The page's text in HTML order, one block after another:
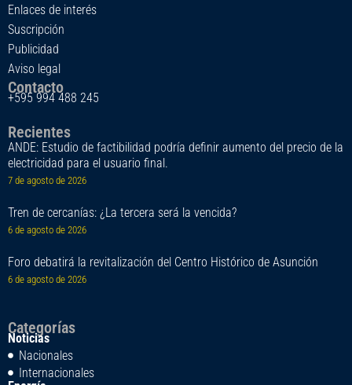
Enlaces de interés
Suscripción
Publicidad
Aviso legal
Contacto
+595 994 488 245
Recientes
ANDE: Estudio de factibilidad podría definir aumento del precio de la
electricidad para el usuario final.
7 de agosto de 2026
Tren de cercanías: ¿La tercera será la vencida?
6 de agosto de 2026
Foro debatirá la revitalización del Centro Histórico de Asunción
6 de agosto de 2026
Categorías
Noticias
Nacionales
Internacionales